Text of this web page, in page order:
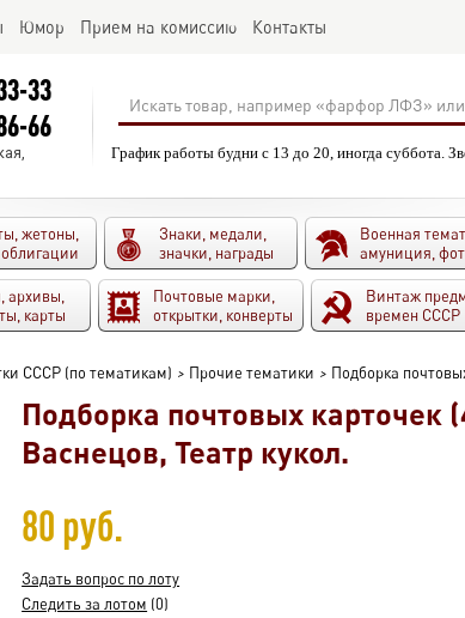
Юмор Прием на комиссию Контакты
33
66
График работы будни с 13 до 20, иногда суббота.
жетоны,
Знаки, медали,
значки, награды
Военная
амуниция,
архивы,
карты
Почтовые марки,
открытки, конверты
Винтаж
времен СССР
СССР (по тематикам) > Прочие тематики > Подборка
Подборка почтовых карточек
Васнецов, Театр кукол.
80 руб.
Задать вопрос по лоту
Следить за лотом (0)